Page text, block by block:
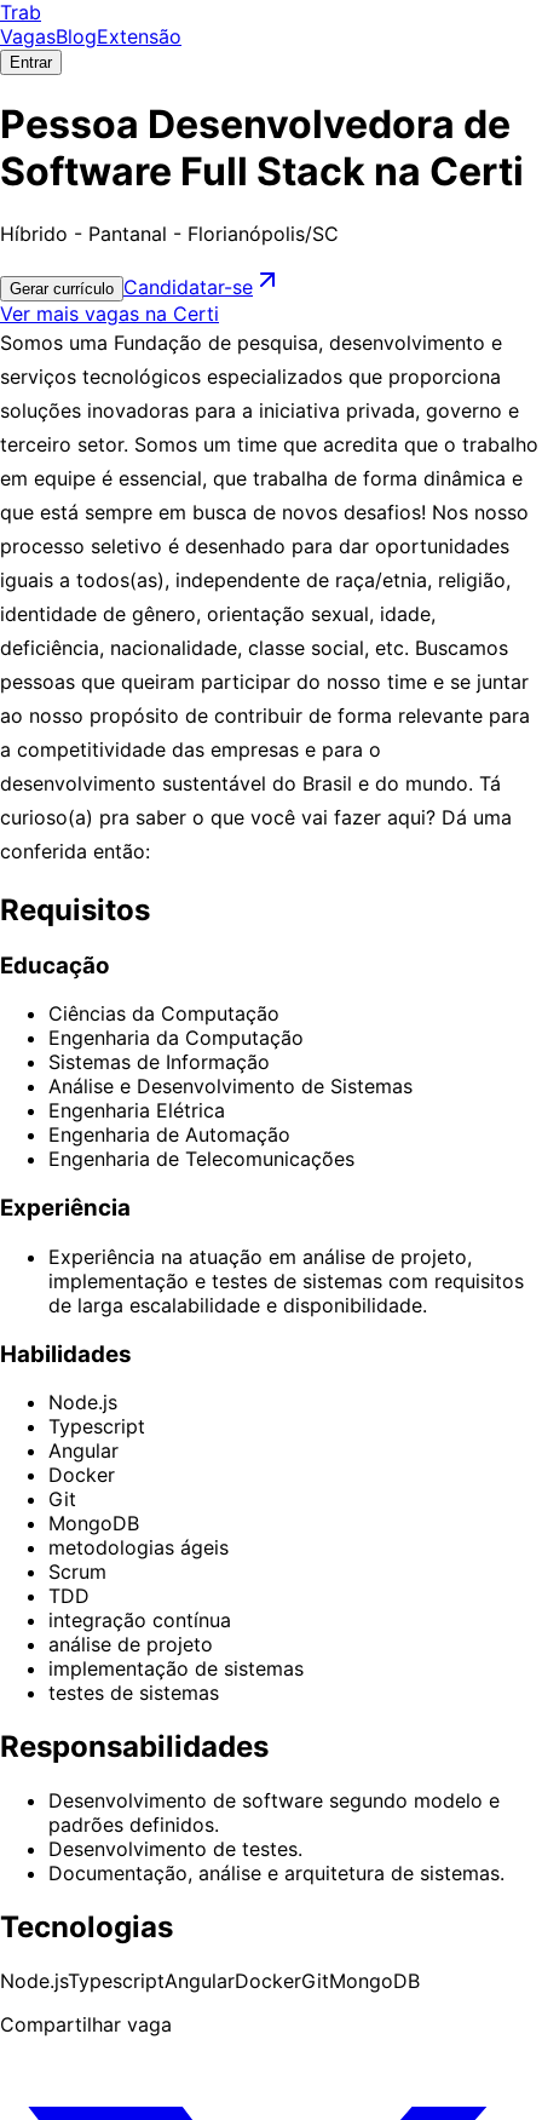
Trab
VagasBlogExtensão
Entrar
Pessoa Desenvolvedora de
Software Full Stack na Certi
Híbrido - Pantanal - Florianópolis/SC
Gerar currículo Candidatar-se
Ver mais vagas na Certi
Somos uma Fundação de pesquisa, desenvolvimento e
serviços tecnológicos especializados que proporciona
soluções inovadoras para a iniciativa privada, governo e
terceiro setor. Somos um time que acredita que o trabalho
em equipe é essencial, que trabalha de forma dinâmica e
que está sempre em busca de novos desafios! Nos nosso
processo seletivo é desenhado para dar oportunidades
iguais a todos(as), independente de raça/etnia, religião,
identidade de gênero, orientação sexual, idade,
deficiência, nacionalidade, classe social, etc. Buscamos
pessoas que queiram participar do nosso time e se juntar
ao nosso propósito de contribuir de forma relevante para
a competitividade das empresas e para o
desenvolvimento sustentável do Brasil e do mundo. Tá
curioso(a) pra saber o que você vai fazer aqui? Dá uma
conferida então:
Requisitos
Educação
Ciências da Computação
Engenharia da Computação
Sistemas de Informação
Análise e Desenvolvimento de Sistemas
Engenharia Elétrica
Engenharia de Automação
Engenharia de Telecomunicações
Experiência
Experiência na atuação em análise de projeto,
implementação e testes de sistemas com requisitos
de larga escalabilidade e disponibilidade.
Habilidades
Node.js
Typescript
Angular
Docker
Git
MongoDB
metodologias ágeis
Scrum
TDD
integração contínua
análise de projeto
implementação de sistemas
testes de sistemas
Responsabilidades
Desenvolvimento de software segundo modelo e
padrões definidos.
Desenvolvimento de testes.
Documentação, análise e arquitetura de sistemas.
Tecnologias
Node.jsTypescriptAngularDockerGitMongoDB
Compartilhar vaga